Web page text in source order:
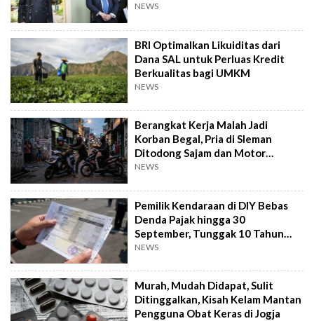
NEWS
BRI Optimalkan Likuiditas dari
Dana SAL untuk Perluas Kredit
Berkualitas bagi UMKM
NEWS
Berangkat Kerja Malah Jadi
Korban Begal, Pria di Sleman
Ditodong Sajam dan Motor
Digasak
NEWS
Pemilik Kendaraan di DIY Bebas
Denda Pajak hingga 30
September, Tunggak 10 Tahun
Cukup Bayar 5 Tahun
NEWS
Murah, Mudah Didapat, Sulit
Ditinggalkan, Kisah Kelam Mantan
Pengguna Obat Keras di Jogja